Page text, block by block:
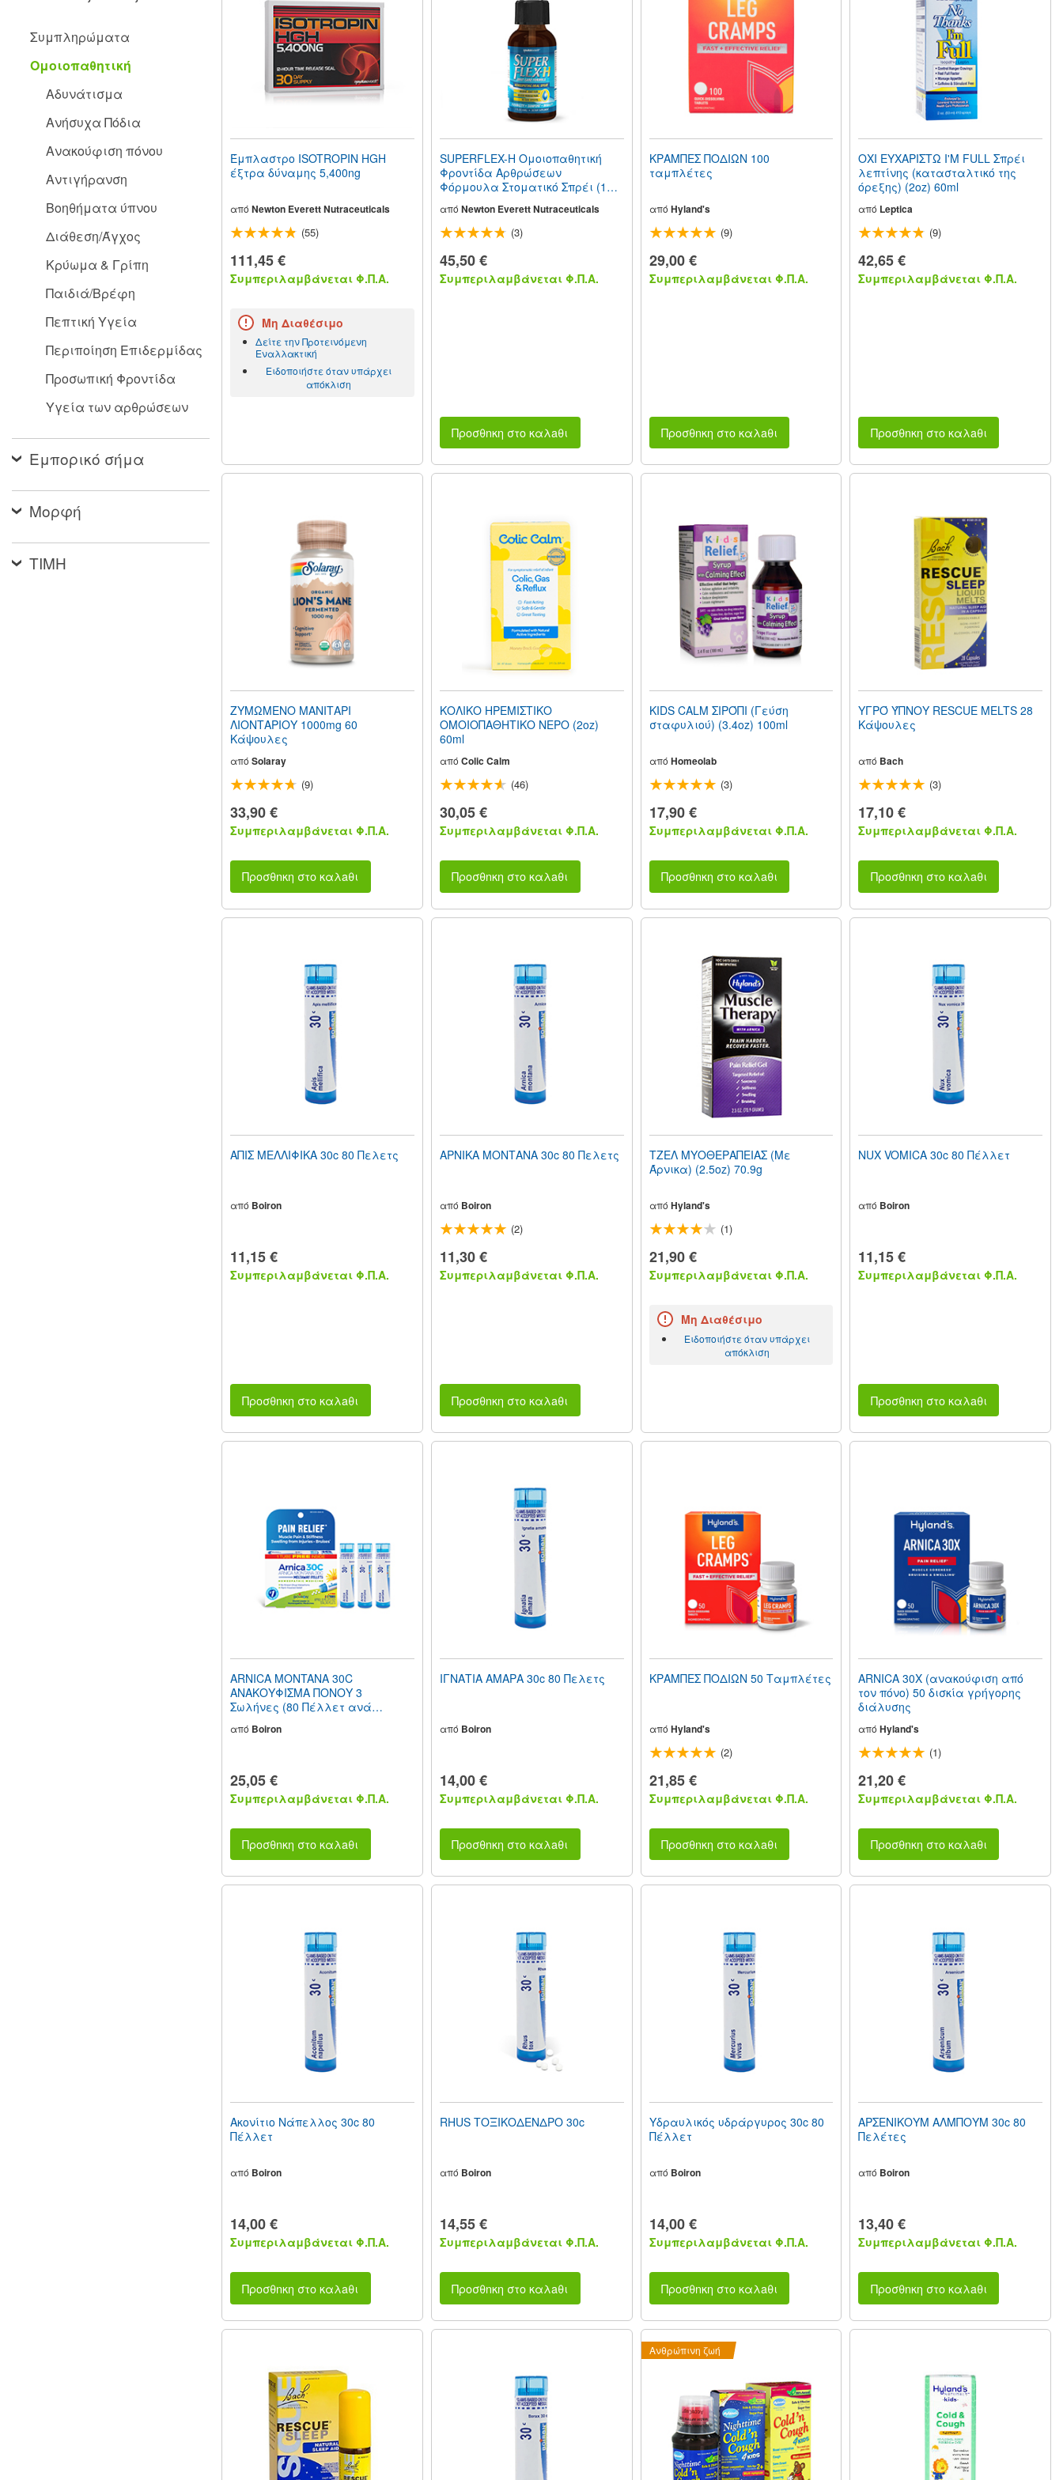
visual
accessibility
Συμπληρώματα
Ομοιοπαθητική
Αδυνάτισμα
Ανήσυχα Πόδια
Ανακούφιση πόνου
Αντιγήρανση
Βοηθήματα ύπνου
Διάθεση/Άγχος
Κρύωμα & Γρίπη
Παιδιά/Βρέφη
Πεπτική Υγεία
Περιποίηση Επιδερμίδας
Προσωπική Φροντίδα
Υγεία των αρθρώσεων
Εμπορικό σήμα
Μορφή
ΤΙΜΗ
Έμπλαστρο ISOTROPIN HGH
έξτρα δύναμης 5,400ng
από Newton Everett Nutraceuticals
(55)
111,45 €
Συμπεριλαμβάνεται Φ.Π.Α.
Μη Διαθέσιμο
Δείτε την Προτεινόμενη
Εναλλακτική
Ειδοποιήστε όταν υπάρχει
απόκλιση
SUPERFLEX-H Ομοιοπαθητική
Φροντίδα Αρθρώσεων
Φόρμουλα Στοματικό Σπρέι (1oz)
από Newton Everett Nutraceuticals
(3)
45,50 €
Συμπεριλαμβάνεται Φ.Π.Α.
Προσθnκη στο καλaθι
ΚΡΑΜΠΕΣ ΠΟΔΙΩΝ 100
ταμπλέτες
από Hyland's
(9)
29,00 €
Συμπεριλαμβάνεται Φ.Π.Α.
Προσθnκη στο καλaθι
ΟΧΙ ΕΥΧΑΡΙΣΤΩ I'M FULL Σπρέι
λεπτίνης (κατασταλτικό της
όρεξης) (2oz) 60ml
από Leptica
(9)
42,65 €
Συμπεριλαμβάνεται Φ.Π.Α.
Προσθnκη στο καλaθι
ΖΥΜΩΜΕΝΟ ΜΑΝΙΤΑΡΙ
ΛΙΟΝΤΑΡΙΟΥ 1000mg 60
Κάψουλες
από Solaray
(9)
33,90 €
Συμπεριλαμβάνεται Φ.Π.Α.
Προσθnκη στο καλaθι
ΚΟΛΙΚΟ ΗΡΕΜΙΣΤΙΚΟ
ΟΜΟΙΟΠΑΘΗΤΙΚΟ ΝΕΡΟ (2oz)
60ml
από Colic Calm
(46)
30,05 €
Συμπεριλαμβάνεται Φ.Π.Α.
Προσθnκη στο καλaθι
KIDS CALM ΣΙΡΌΠΙ (Γεύση
σταφυλιού) (3.4oz) 100ml
από Homeolab
(3)
17,90 €
Συμπεριλαμβάνεται Φ.Π.Α.
Προσθnκη στο καλaθι
ΥΓΡΌ ΎΠΝΟΥ RESCUE MELTS 28
Κάψουλες
από Bach
(3)
17,10 €
Συμπεριλαμβάνεται Φ.Π.Α.
Προσθnκη στο καλaθι
ΑΠΙΣ ΜΕΛΛΙΦΙΚΑ 30c 80 Πελετς
από Boiron
11,15 €
Συμπεριλαμβάνεται Φ.Π.Α.
Προσθnκη στο καλaθι
ΑΡΝΙΚΑ ΜΟΝΤΑΝΑ 30c 80 Πελετς
από Boiron
(2)
11,30 €
Συμπεριλαμβάνεται Φ.Π.Α.
Προσθnκη στο καλaθι
ΤΖΕΛ ΜΥΟΘΕΡΑΠΕΙΑΣ (Με
Άρνικα) (2.5oz) 70.9g
από Hyland's
(1)
21,90 €
Συμπεριλαμβάνεται Φ.Π.Α.
Μη Διαθέσιμο
Ειδοποιήστε όταν υπάρχει
απόκλιση
NUX VOMICA 30c 80 Πέλλετ
από Boiron
11,15 €
Συμπεριλαμβάνεται Φ.Π.Α.
Προσθnκη στο καλaθι
ARNICA MONTANA 30C
ΑΝΑΚΟΥΦΙΣΜΑ ΠΟΝΟΥ 3
Σωλήνες (80 Πέλλετ ανά
από Boiron
25,05 €
Συμπεριλαμβάνεται Φ.Π.Α.
Προσθnκη στο καλaθι
ΙΓΝΑΤΙΑ ΑΜΑΡΑ 30c 80 Πελετς
από Boiron
14,00 €
Συμπεριλαμβάνεται Φ.Π.Α.
Προσθnκη στο καλaθι
ΚΡΑΜΠΕΣ ΠΟΔΙΩΝ 50 Ταμπλέτες
από Hyland's
(2)
21,85 €
Συμπεριλαμβάνεται Φ.Π.Α.
Προσθnκη στο καλaθι
ARNICA 30X (ανακούφιση από
τον πόνο) 50 δισκία γρήγορης
διάλυσης
από Hyland's
(1)
21,20 €
Συμπεριλαμβάνεται Φ.Π.Α.
Προσθnκη στο καλaθι
Ακονίτιο Νάπελλος 30c 80
Πέλλετ
από Boiron
14,00 €
Συμπεριλαμβάνεται Φ.Π.Α.
Προσθnκη στο καλaθι
RHUS ΤΟΞΙΚΟΔΕΝΔΡΟ 30c
από Boiron
14,55 €
Συμπεριλαμβάνεται Φ.Π.Α.
Προσθnκη στο καλaθι
Υδραυλικός υδράργυρος 30c 80
Πέλλετ
από Boiron
14,00 €
Συμπεριλαμβάνεται Φ.Π.Α.
Προσθnκη στο καλaθι
ΑΡΣΕΝΙΚΟΥΜ ΑΛΜΠΟΥΜ 30c 80
Πελέτες
από Boiron
13,40 €
Συμπεριλαμβάνεται Φ.Π.Α.
Προσθnκη στο καλaθι
Ανθρώπινη ζωή